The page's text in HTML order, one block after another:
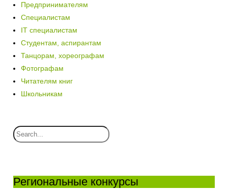
Предпринимателям
Специалистам
IT специалистам
Студентам, аспирантам
Танцорам, хореографам
Фотографам
Читателям книг
Школьникам
Региональные конкурсы